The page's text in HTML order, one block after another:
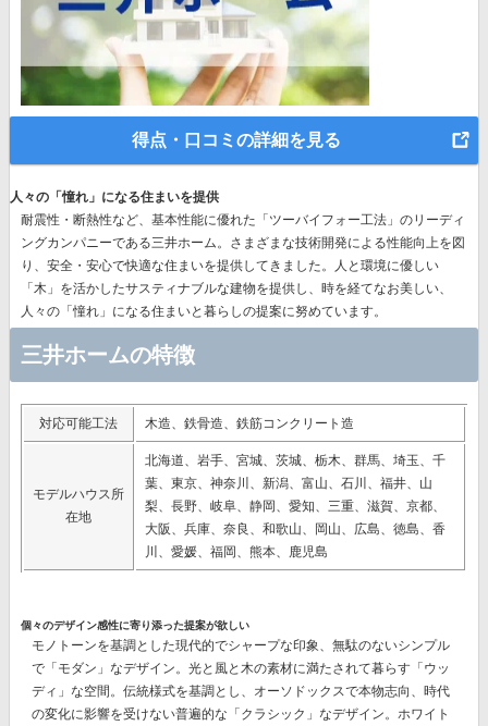
得点・口コミの詳細を見る
人々の「憧れ」になる住まいを提供
耐震性・断熱性など、基本性能に優れた 「ツーバイフォー工法」のリーディ
ングカンパニーである三井ホーム。さまざまな技術開発による性能向上を図
り、安全・安心で快適な住まいを提供してきました。人と環境に優しい
「木」を活かしたサスティナブルな建物を提供し、時を経てなお美しい、
人々の「憧れ」になる住まいと暮らしの提案に努めています。
三井ホームの特徴
対応可能工法 木造、鉄骨造、鉄筋コンクリート造
モデルハウス所
在地
北海道、岩手、宮城、茨城、栃木、群馬、埼玉、千
葉、東京、神奈川、新潟、富山、石川、福井、山
梨、長野、岐阜、静岡、愛知、三重、滋賀、京都、
大阪、兵庫、奈良、和歌山、岡山、広島、徳島、香
川、愛媛、福岡、熊本、鹿児島
個々のデザイン感性に寄り添った提案が欲しい
モノトーンを基調とした現代的でシャープな印象、無駄のないシンプル
で「モダン」なデザイン。光と風と木の素材に満たされて暮らす「ウッ
ディ」な空間。伝統様式を基調とし、オーソドックスで本物志向、時代
の変化に影響を受けない普遍的な「クラシック」なデザイン。ホワイト